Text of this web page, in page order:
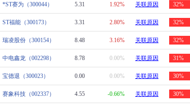
*ST赛为（300044） 5.31 1.92% 关联原因 32%
ST福能（300173） 3.31 2.80% 关联原因 32%
瑞凌股份（300154） 8.48 3.16% 关联原因 32%
中电鑫龙（002298） 8.78 0.00% 关联原因 31%
宝德退（300023） 0.00 0.00% 关联原因 30%
赛象科技（002337） 4.55 -0.66% 关联原因 30%